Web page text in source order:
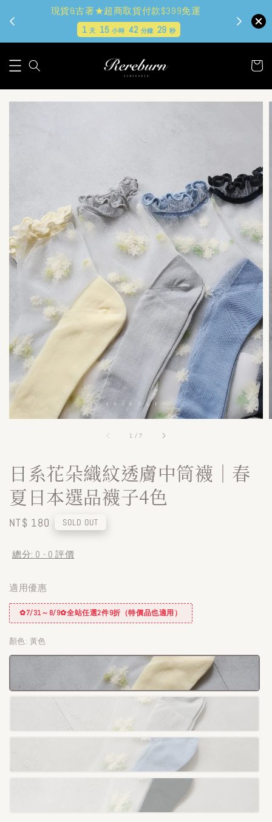
現貨&古著★超商取貨付款$399免運
1天 15小時 42 分鐘 28 秒
1 / 7
日系花朵織紋透膚中筒襪｜春
夏日本選品襪子4色
Regular
NT$ 180 SOLD OUT
總分: 0 - 0 評價
適用優惠
✿7/31～8/9✿全站任選2件9折（特價品也適用）
顏色: 黃色